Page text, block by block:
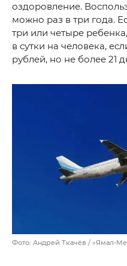
оздоровление.
можно раз в три года.
три или четыре
в сутки на человека,
рублей, но не более 21
Фото: Андрей Ткачёв / «Ямал-